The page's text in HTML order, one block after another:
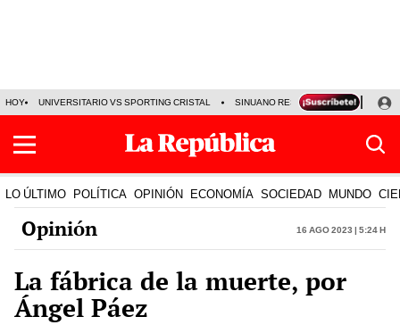
HOY UNIVERSITARIO VS SPORTING CRISTAL SINUANO RESULTADOS HOY
LO ÚLTIMO POLÍTICA OPINIÓN ECONOMÍA SOCIEDAD MUNDO
Opinión 16 Ago 2023 | 5:24 h
La fábrica de la muerte, por
Ángel Páez